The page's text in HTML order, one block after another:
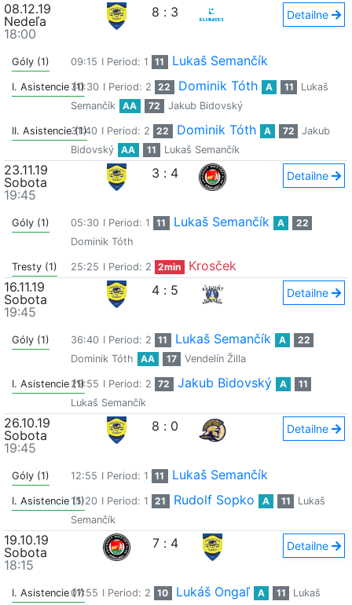
08.12.19
Nedeľa
18:00
8 : 3 Detailne
Góly (1) 09:15 I Period: 1 11 Lukaš Semančík
I. Asistencie (1)30:30 I Period: 2 22 Dominik Tóth A 11
Lukaš
Semančík
AA 72 Jakub Bidovský
II. Asistencie (1)
31:40 I Period: 2 22 Dominik Tóth A 72
Jakub
Bidovský
AA 11 Lukaš Semančík
23.11.19
Sobota
19:45
3 : 4 Detailne
Góly (1) 05:30 I Period: 1 11 Lukaš Semančík A
22
Dominik Tóth
Tresty (1) 25:25 I Period: 2 2min
Krosček
16.11.19
Sobota
19:45
4 : 5 Detailne
Góly (1) 36:40 I Period: 2 11 Lukaš Semančík A
22
Dominik Tóth
AA 17 Vendelín Žilla
I. Asistencie (1)29:55 I Period: 2 72 Jakub Bidovský A
11
Lukaš Semančík
26.10.19
Sobota
19:45
8 : 0 Detailne
Góly (1) 12:55 I Period: 1 11 Lukaš Semančík
I. Asistencie (1)15:20 I Period: 1 21 Rudolf Sopko A 11
Lukaš
Semančík
19.10.19
Sobota
18:15
7 : 4 Detailne
I. Asistencie (1)07:55 I Period: 2 10 Lukáš Ongaľ A 11
Lukaš